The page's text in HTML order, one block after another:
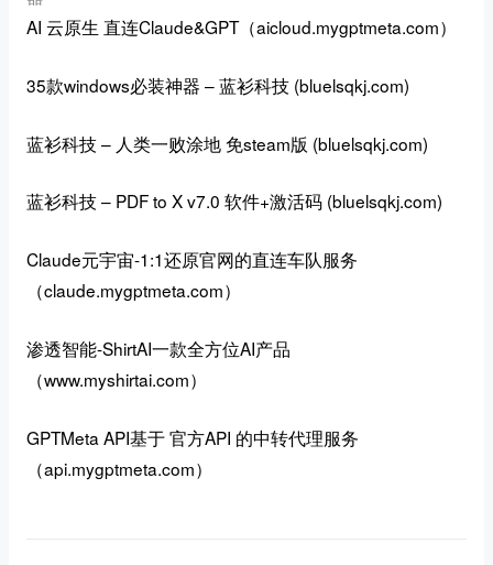
AI 云原生 直连Claude&GPT（aicloud.mygptmeta.com）
35款windows必装神器 – 蓝衫科技 (bluelsqkj.com)
蓝衫科技 – 人类一败涂地 免steam版 (bluelsqkj.com)
蓝衫科技 – PDF to X v7.0 软件+激活码 (bluelsqkj.com)
Claude元宇宙-1:1还原官网的直连车队服务
（claude.mygptmeta.com）
渗透智能-ShirtAI一款全方位AI产品
（www.myshirtai.com）
GPTMeta API基于 官方API 的中转代理服务
（api.mygptmeta.com）